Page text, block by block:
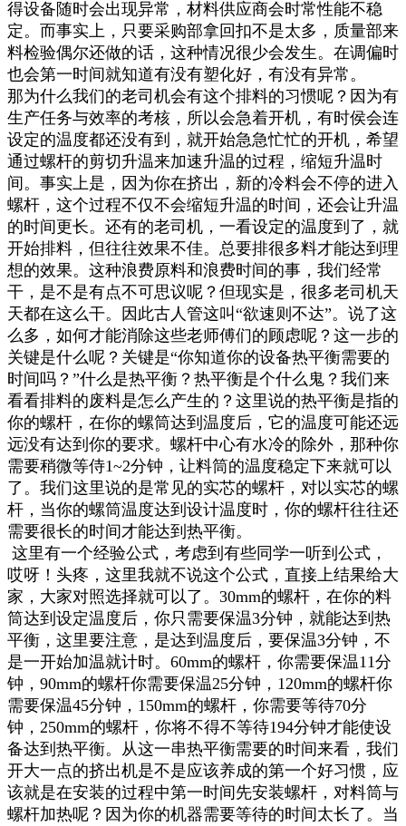
得设备随时会出现异常，材料供应商会时常性能不稳
定。而事实上，只要采购部拿回扣不是太多，质量部来
料检验偶尔还做的话，这种情况很少会发生。在调偏时
也会第一时间就知道有没有塑化好，有没有异常。
那为什么我们的老司机会有这个排料的习惯呢？因为有
生产任务与效率的考核，所以会急着开机，有时侯会连
设定的温度都还没有到，就开始急急忙忙的开机，希望
通过螺杆的剪切升温来加速升温的过程，缩短升温时
间。事实上是，因为你在挤出，新的冷料会不停的进入
螺杆，这个过程不仅不会缩短升温的时间，还会让升温
的时间更长。还有的老司机，一看设定的温度到了，就
开始排料，但往往效果不佳。总要排很多料才能达到理
想的效果。这种浪费原料和浪费时间的事，我们经常
干，是不是有点不可思议呢？但现实是，很多老司机天
天都在这么干。因此古人管这叫“欲速则不达”。说了这
么多，如何才能消除这些老师傅们的顾虑呢？这一步的
关键是什么呢？关键是“你知道你的设备热平衡需要的
时间吗？”什么是热平衡？热平衡是个什么鬼？我们来
看看排料的废料是怎么产生的？这里说的热平衡是指的
你的螺杆，在你的螺筒达到温度后，它的温度可能还远
远没有达到你的要求。螺杆中心有水冷的除外，那种你
需要稍微等侍1~2分钟，让料筒的温度稳定下来就可以
了。我们这里说的是常见的实芯的螺杆，对以实芯的螺
杆，当你的螺筒温度达到设计温度时，你的螺杆往往还
需要很长的时间才能达到热平衡。
这里有一个经验公式，考虑到有些同学一听到公式，
哎呀！头疼，这里我就不说这个公式，直接上结果给大
家，大家对照选择就可以了。30mm的螺杆，在你的料
筒达到设定温度后，你只需要保温3分钟，就能达到热
平衡，这里要注意，是达到温度后，要保温3分钟，不
是一开始加温就计时。60mm的螺杆，你需要保温11分
钟，90mm的螺杆你需要保温25分钟，120mm的螺杆你
需要保温45分钟，150mm的螺杆，你需要等待70分
钟，250mm的螺杆，你将不得不等待194分钟才能使设
备达到热平衡。从这一串热平衡需要的时间来看，我们
开大一点的挤出机是不是应该养成的第一个好习惯，应
该就是在安装的过程中第一时间先安装螺杆，对料筒与
螺杆加热呢？因为你的机器需要等待的时间太长了。当